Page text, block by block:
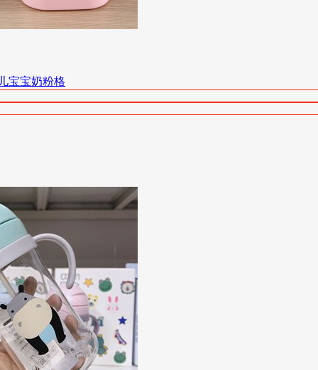
宝宝奶粉格